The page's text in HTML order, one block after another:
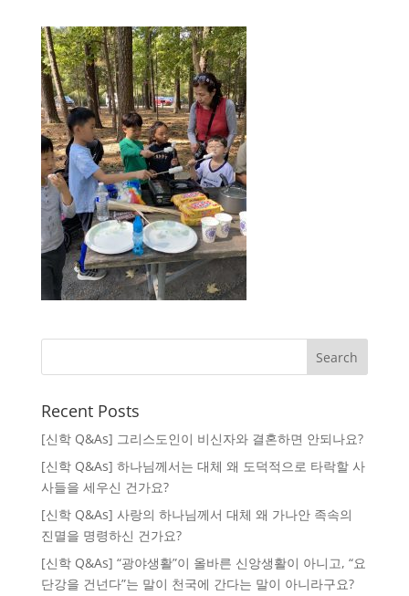
Recent Posts
[신학 Q&As] 그리스도인이 비신자와 결혼하면 안되나요?
[신학 Q&As] 하나님께서는 대체 왜 도덕적으로 타락할 사
사들을 세우신 건가요?
[신학 Q&As] 사랑의 하나님께서 대체 왜 가나안 족속의
진멸을 명령하신 건가요?
[신학 Q&As] “광야생활”이 올바른 신앙생활이 아니고, “요
단강을 건넌다”는 말이 천국에 간다는 말이 아니라구요?